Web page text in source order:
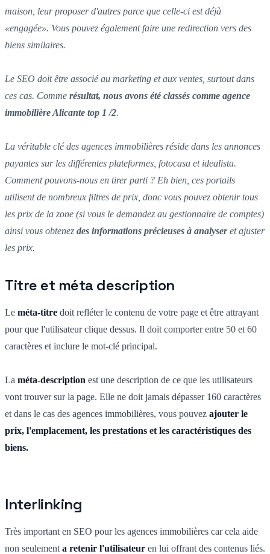
maison, leur proposer d'autres parce que celle-ci est déjà
«engagée». Vous pouvez également faire une redirection vers des
biens similaires.
Le SEO doit être associé au marketing et aux ventes, surtout dans
ces cas. Comme résultat, nous avons été classés comme agence
immobilière Alicante top 1 /2.
La véritable clé des agences immobilières réside dans les annonces
payantes sur les différentes plateformes, fotocasa et idealista.
Comment pouvons-nous en tirer parti ? Eh bien, ces portails
utilisent de nombreux filtres de prix, donc vous pouvez obtenir tous
les prix de la zone (si vous le demandez au gestionnaire de comptes)
ainsi vous obtenez des informations précieuses à analyseret ajuster
les prix.
Titre et méta description
Le méta-titre doit refléter le contenu de votre page et être attrayant
pour que l'utilisateur clique dessus. Il doit comporter entre 50 et 60
caractères et inclure le mot-clé principal.
La méta-description est une description de ce que les utilisateurs
vont trouver sur la page. Elle ne doit jamais dépasser 160 caractères
et dans le cas des agences immobilières, vous pouvez ajouter le
prix, l'emplacement, les prestations et les caractéristiques des
biens.
Interlinking
Très important en SEO pour les agences immobilières car cela aide
non seulement a retenir l'utilisateur en lui offrant des contenus liés.